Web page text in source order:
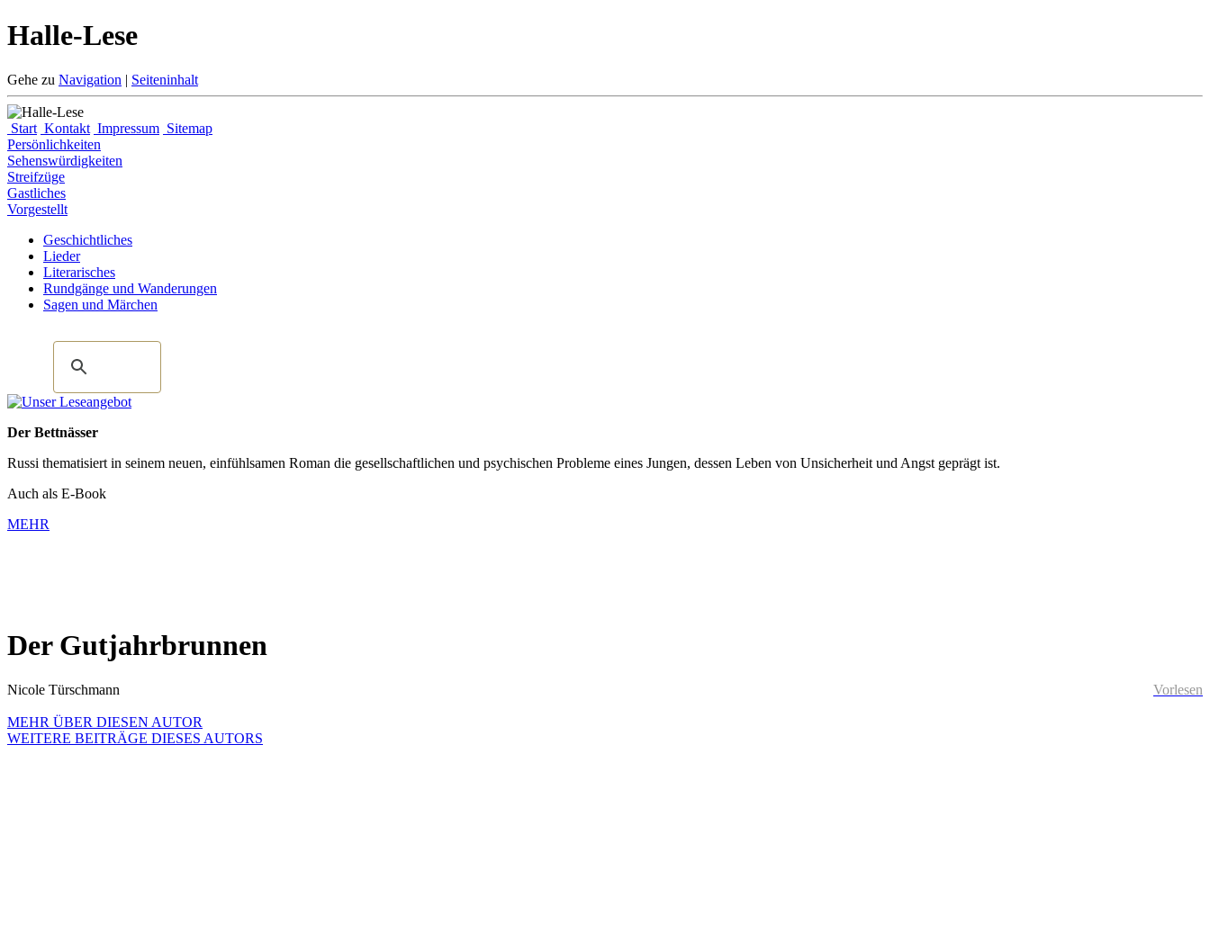
Halle-Lese
Gehe zu Navigation | Seiteninhalt
Start Kontakt Impressum Sitemap
Persönlichkeiten
Sehenswürdigkeiten
Streifzüge
Gastliches
Vorgestellt
Geschichtliches
Lieder
Literarisches
Rundgänge und Wanderungen
Sagen und Märchen
Der Bettnässer
Russi thematisiert in seinem neuen, einfühlsamen Roman die gesellschaftlichen und psychischen Probleme eines Jungen, dessen Leben von Unsicherheit und Angst geprägt ist.
Auch als E-Book
MEHR
Der Gutjahrbrunnen
Vorlesen
Nicole Türschmann
MEHR ÜBER DIESEN AUTOR
WEITERE BEITRÄGE DIESES AUTORS